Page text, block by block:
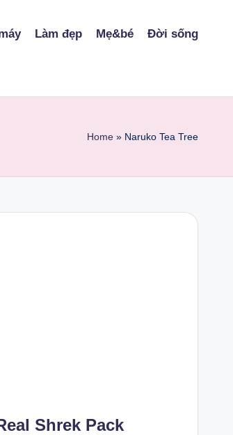
Làm đẹp Mẹ&bé Đời sống
Home » Naruko Tea Tree
Shrek Pack